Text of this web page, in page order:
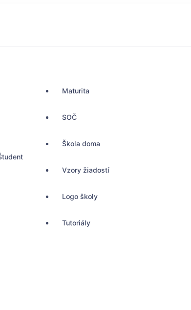
Maturita
SOČ
Škola doma
Vzory žiadostí
Logo školy
Tutoriály